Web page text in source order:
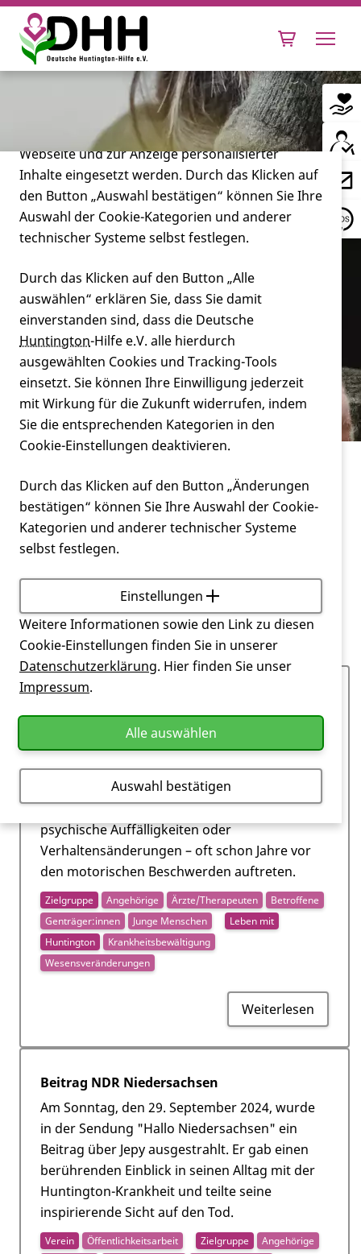
Leben mit Huntington
Forschung
Miteinander
Verein
Service
Rund um Wesensveränderungen
Rund um Wesensveränderungen
Wesensveränderungen treten sehr häufig bei der
Huntington-Krankheit
insbesondere für die Angehörigen sehr
herausfordernd.
Die Huntington-Krankheit wird bislang meist
über motorische Symptome wie
Bewegungsstörungen diagnostiziert. Studien
zeigen jedoch, dass nicht-motorische
Veränderungen – etwa kognitive Defizite,
psychische Auffälligkeiten oder
Verhaltensänderungen – oft schon Jahre vor
den motorischen Beschwerden auftreten.
Weiterlesen
Zielgruppe Angehörige Ärzte/Therapeuten
Betroffene
Genträger:innen
Junge Menschen
Leben mit
Huntington
Krankheitsbewältigung
Wesensveränderungen
Beitrag NDR Niedersachsen
Am Sonntag, den 29. September 2024, wurde
in der Sendung "Hallo Niedersachsen" ein
Beitrag über Jepy ausgestrahlt. Er gab einen
berührenden Einblick in seinen Alltag mit der
Huntington-Krankheit und teilte seine
inspirierende Sicht auf den Tod.
Verein Öffentlichkeitsarbeit Zielgruppe
Angehörige
Cookie-Einstellungen
Diese Webseite setzt verschiedene Cookies und
Tracking-Tools ein. Dies beinhaltet Cookies und
Tracking-Tools, die für den Betrieb der Webseite
technisch notwendig sind, die zu statistischen
Zwecken sowie zur besseren Bedienbarkeit der
Webseite und zur Anzeige personalisierter
Inhalte eingesetzt werden. Durch das Klicken auf
den Button „Auswahl bestätigen“ können Sie Ihre
Auswahl der Cookie-Kategorien und anderer
technischer Systeme selbst festlegen.
Durch das Klicken auf den Button „Alle
auswählen“ erklären Sie, dass Sie damit
einverstanden sind, dass die Deutsche
Huntington-Hilfe e.V. alle hierdurch
ausgewählten Cookies und Tracking-Tools
einsetzt. Sie können Ihre Einwilligung jederzeit
mit Wirkung für die Zukunft widerrufen, indem
Sie die entsprechenden Kategorien in den
Cookie-Einstellungen deaktivieren.
Durch das Klicken auf den Button „Änderungen
bestätigen“ können Sie Ihre Auswahl der Cookie-
Kategorien und anderer technischer Systeme
selbst festlegen.
Einstellungen
Weitere Informationen sowie den Link zu diesen
Cookie-Einstellungen finden Sie in unserer
Datenschutzerklärung. Hier finden Sie unser
Impressum.
Alle auswählen
Auswahl bestätigen